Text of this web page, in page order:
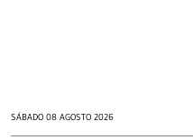
SÁBADO 08 AGOSTO 2026